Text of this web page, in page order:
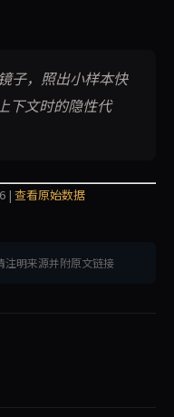
子，照出小样本快
下文时的隐性代
| 查看原始数据
注明来源并附原文链接